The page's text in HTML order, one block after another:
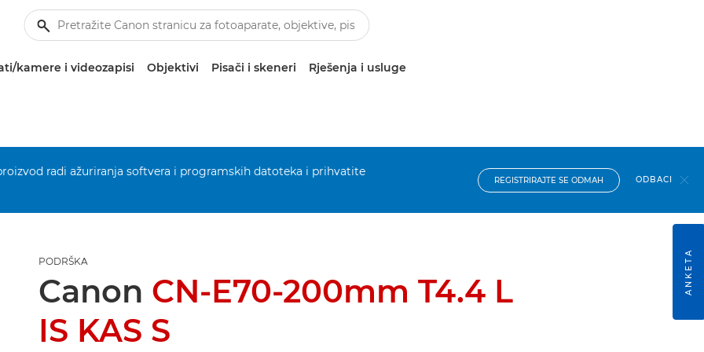
kamere i videozapisi Objektivi Pisači i skeneri Rješenja i usluge
radi ažuriranja softvera i programskih datoteka i prihvatite
REGISTRIRAJTE SE ODMAH ODBACI
PODRŠKA
Canon CN-E70-200mm T4.4 L
IS KAS S
ANKETA